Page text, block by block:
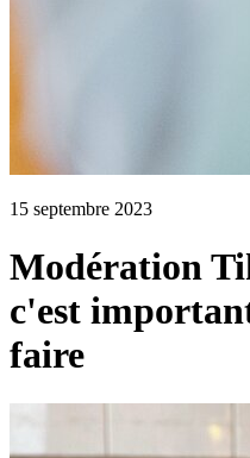
15 septembre 2023
Modération
c'est
faire